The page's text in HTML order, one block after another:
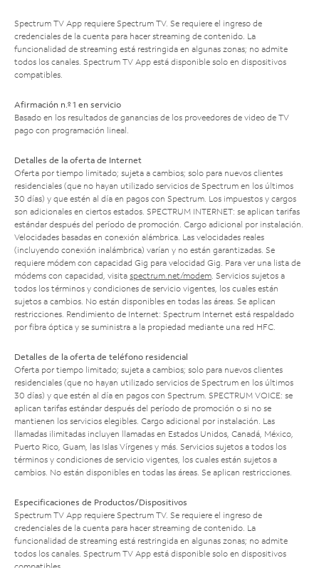
Spectrum TV App requiere Spectrum TV. Se requiere el ingreso de
credenciales de la cuenta para hacer streaming de contenido. La
funcionalidad de streaming está restringida en algunas zonas; no admite
todos los canales. Spectrum TV App está disponible solo en dispositivos
compatibles.
Afirmación n.º 1 en servicio
Basado en los resultados de ganancias de los proveedores de video de TV
pago con programación lineal.
Detalles de la oferta de Internet
Oferta por tiempo limitado; sujeta a cambios; solo para nuevos clientes
residenciales (que no hayan utilizado servicios de Spectrum en los últimos
30 días) y que estén al día en pagos con Spectrum. Los impuestos y cargos
son adicionales en ciertos estados. SPECTRUM INTERNET: se aplican tarifas
estándar después del período de promoción. Cargo adicional por instalación.
Velocidades basadas en conexión alámbrica. Las velocidades reales
(incluyendo conexión inalámbrica) varían y no están garantizadas. Se
requiere módem con capacidad Gig para velocidad Gig. Para ver una lista de
módems con capacidad, visita spectrum.net/modem. Servicios sujetos a
todos los términos y condiciones de servicio vigentes, los cuales están
sujetos a cambios. No están disponibles en todas las áreas. Se aplican
restricciones. Rendimiento de Internet: Spectrum Internet está respaldado
por fibra óptica y se suministra a la propiedad mediante una red HFC.
Detalles de la oferta de teléfono residencial
Oferta por tiempo limitado; sujeta a cambios; solo para nuevos clientes
residenciales (que no hayan utilizado servicios de Spectrum en los últimos
30 días) y que estén al día en pagos con Spectrum. SPECTRUM VOICE: se
aplican tarifas estándar después del período de promoción o si no se
mantienen los servicios elegibles. Cargo adicional por instalación. Las
llamadas ilimitadas incluyen llamadas en Estados Unidos, Canadá, México,
Puerto Rico, Guam, las Islas Vírgenes y más. Servicios sujetos a todos los
términos y condiciones de servicio vigentes, los cuales están sujetos a
cambios. No están disponibles en todas las áreas. Se aplican restricciones.
Especificaciones de Productos/Dispositivos
Spectrum TV App requiere Spectrum TV. Se requiere el ingreso de
credenciales de la cuenta para hacer streaming de contenido. La
funcionalidad de streaming está restringida en algunas zonas; no admite
todos los canales. Spectrum TV App está disponible solo en dispositivos